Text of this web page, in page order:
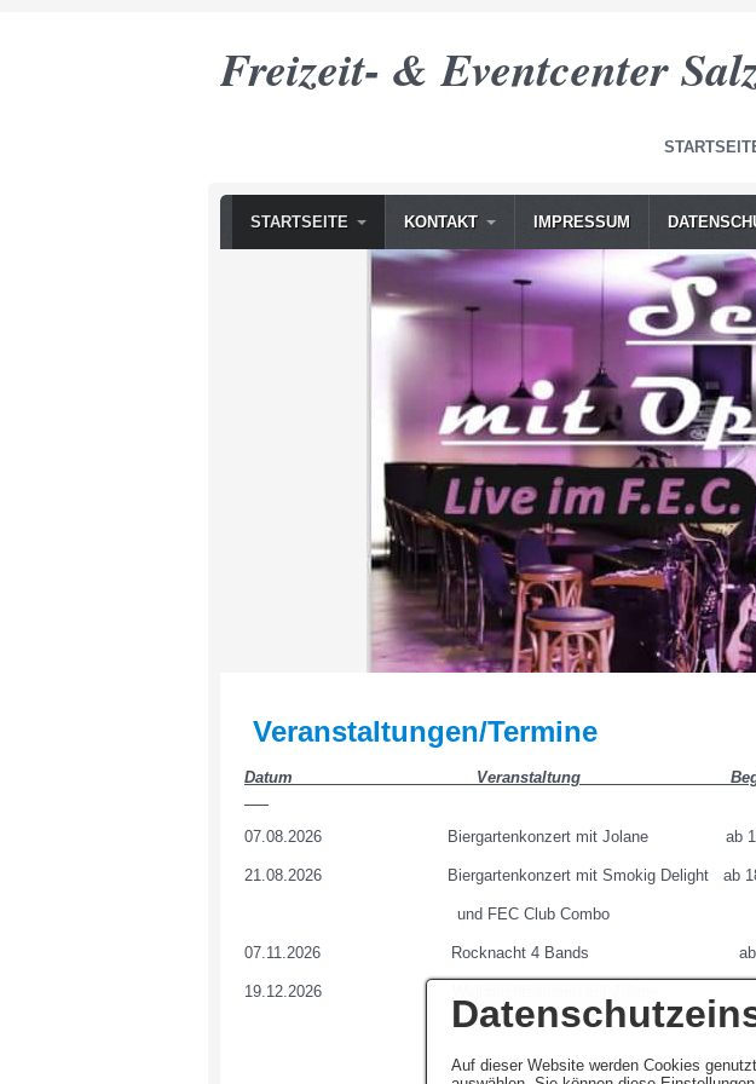
Freizeit- & Eventcenter
STARTSEITE KONTAKT IMPRESSUM
Veranstaltungen/Termine
Datum Veranstaltung
07.08.2026 Biergartenkonzert mit Jolane ab
21.08.2026 Biergartenkonzert mit Smokig Delight ab
und FEC Club Combo
07.11.2026 Rocknacht 4 Bands ab
19.12.2026 Weihnachtssingen mit Jolane
Auf dieser Website werden Cookies